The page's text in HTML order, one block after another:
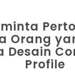
Orang
Desain
Profile